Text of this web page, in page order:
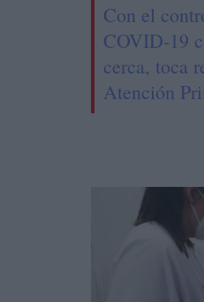
Con el
COVID-19
cerca, toca
Atención